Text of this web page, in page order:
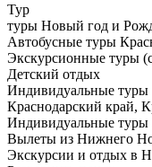
Тур
туры Новый год и
Автобусные туры
Экскурсионные туры
Детский отдых
Индивидуальные туры
Краснодарский край,
Индивидуальные туры
Вылеты из Нижнего
Экскурсии и отдых в